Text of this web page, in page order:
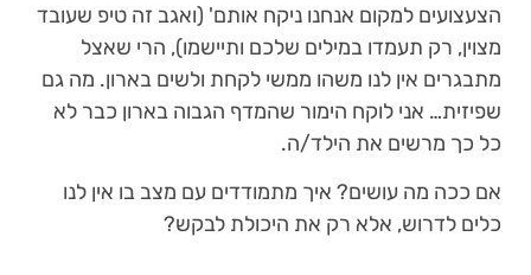
הצעצועים למקום אנחנו ניקח אותם' (ואגב זה טיפ שעובד
מצוין, רק תעמדו במילים שלכם ותיישמו), הרי שאצל
מתבגרים אין לנו משהו ממשי לקחת ולשים בארון. מה גם
שפיזית… אני לוקח הימור שהמדף הגבוה בארון כבר לא
כל כך מרשים את הילד/ה.
אם ככה מה עושים? איך מתמודדים עם מצב בו אין לנו
כלים לדרוש, אלא רק את היכולת לבקש?